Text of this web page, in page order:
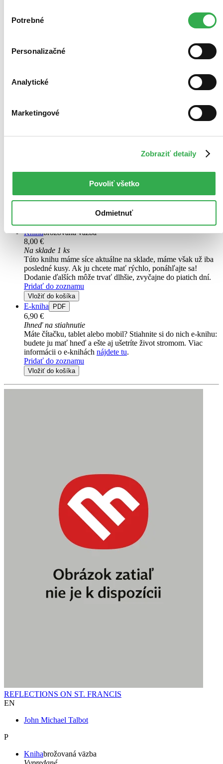
keby sme mohli používať všetky tieto cookies. Ďakujeme!
súhlasu
Potrebné
Personalizačné
Analytické
Marketingové
Zobraziť detaily
Povoliť všetko
Odmietnuť
Steve Rabey
Božie riešenia. Aj tak sa dajú nazvať dary Ducha, ktoré Boh dáva k
dispozícii veriacim ľuďom. Vo všetkých situáciách, kde zlyháva či
svoje deti darmi uzdravovania, múdrosti, proroctva...
Knihabrožovaná väzba
8,00 €
Na sklade 1 ks
Túto knihu máme síce aktuálne na sklade, máme však už iba
posledné kusy. Ak ju chcete mať rýchlo, ponáhľajte sa!
Dodanie ďalších môže trvať dlhšie, zvyčajne do piatich dní.
Pridať do zoznamu
Vložiť do košíka
E-kniha PDF
6,90 €
Ihneď na stiahnutie
Máte čítačku, tablet alebo mobil? Stiahnite si do nich e-knihu:
budete ju mať hneď a ešte aj ušetríte život stromom. Viac
informácii o e-knihách nájdete tu.
Pridať do zoznamu
Vložiť do košíka
REFLECTIONS ON ST. FRANCIS
EN
John Michael Talbot
P
Knihabrožovaná väzba